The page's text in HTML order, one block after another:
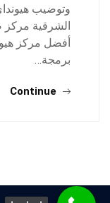
وتوضيب
الشرقية مركز
أفضل مركز
برمجة…
Continue